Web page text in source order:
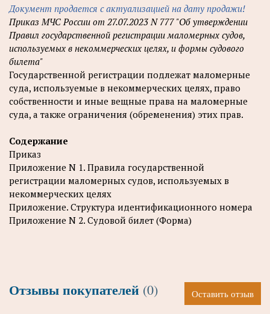
Документ продается с актуализацией на дату продажи!
Приказ МЧС России от 27.07.2023 N 777 "Об утверждении
Правил государственной регистрации маломерных судов,
используемых в некоммерческих целях, и формы судового
билета"
Государственной регистрации подлежат маломерные
суда, используемые в некоммерческих целях, право
собственности и иные вещные права на маломерные
суда, а также ограничения (обременения) этих прав.
Содержание
Приказ
Приложение N 1. Правила государственной
регистрации маломерных судов, используемых в
некоммерческих целях
Приложение. Структура идентификационного номера
Приложение N 2. Судовой билет (Форма)
Отзывы покупателей (0) Оставить отзыв